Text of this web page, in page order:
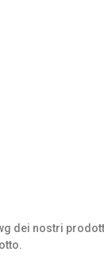
dei nostri